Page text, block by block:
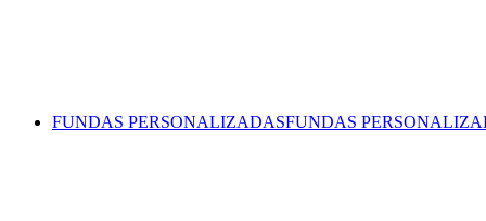
FUNDAS PERSONALIZADASFUNDAS